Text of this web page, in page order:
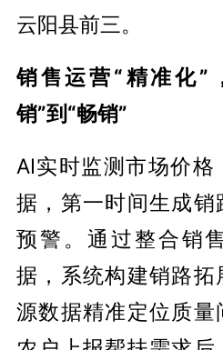
云阳县前三。
销售运营“精准化”
销”到“畅销”
AI实时监测市场价格
据，第一时间生成销
预警。通过整合销
据，系统构建销路拓
源数据精准定位质量